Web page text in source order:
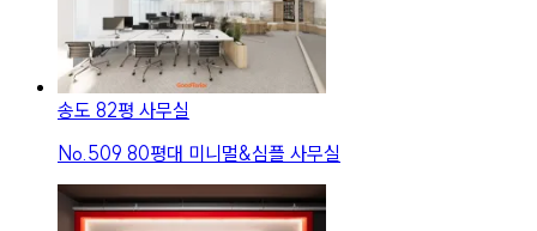
송도 82평 사무실
No. 509 80평대 미니멀&심플 사무실